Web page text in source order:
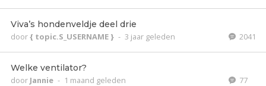
Viva’s hondenveldje deel drie
door{ topic.S_USERNAME } - 3 jaar geleden 2041
Welke ventilator?
door Jannie - 1 maand geleden 77